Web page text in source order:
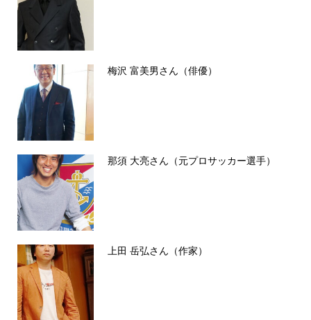
梅沢 富美男さん（俳優）
那須 大亮さん（元プロサッカー選手）
上田 岳弘さん（作家）